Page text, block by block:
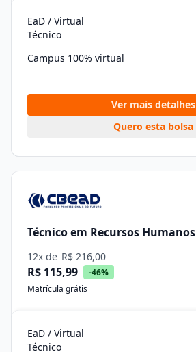
EaD / Virtual
Técnico
Campus 100% virtual
Ver mais detalhes
Quero esta bolsa
Técnico em Recursos Humanos
12x de R$ 216,00
R$ 115,99
-46%
Matrícula grátis
EaD / Virtual
Técnico